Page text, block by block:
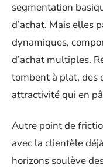
segmentation
d’achat. Mais elles
dynamiques,
d’achat multiples.
tombent à plat, des
attractivité qui en
Autre point de
avec la clientèle
horizons soulève